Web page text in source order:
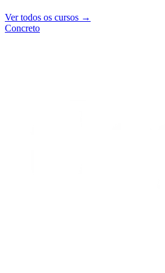
Ver todos os cursos →
Concreto